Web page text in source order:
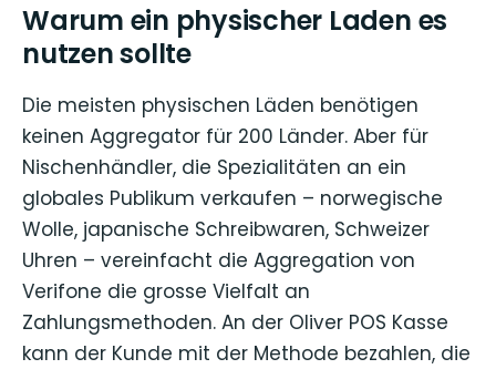
Warum ein physischer Laden es
nutzen sollte
Die meisten physischen Läden benötigen
keinen Aggregator für 200 Länder. Aber für
Nischenhändler, die Spezialitäten an ein
globales Publikum verkaufen – norwegische
Wolle, japanische Schreibwaren, Schweizer
Uhren – vereinfacht die Aggregation von
Verifone die grosse Vielfalt an
Zahlungsmethoden. An der Oliver POS Kasse
kann der Kunde mit der Methode bezahlen, die